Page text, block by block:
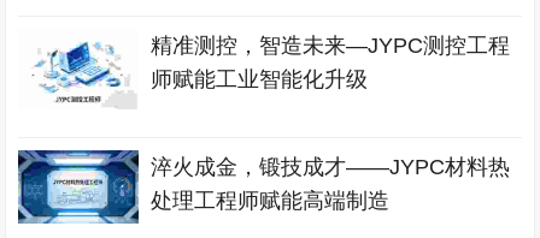
精准测控，智造未来—JYPC测控工程
师赋能工业智能化升级
淬火成金，锻技成才——JYPC材料热
处理工程师赋能高端制造